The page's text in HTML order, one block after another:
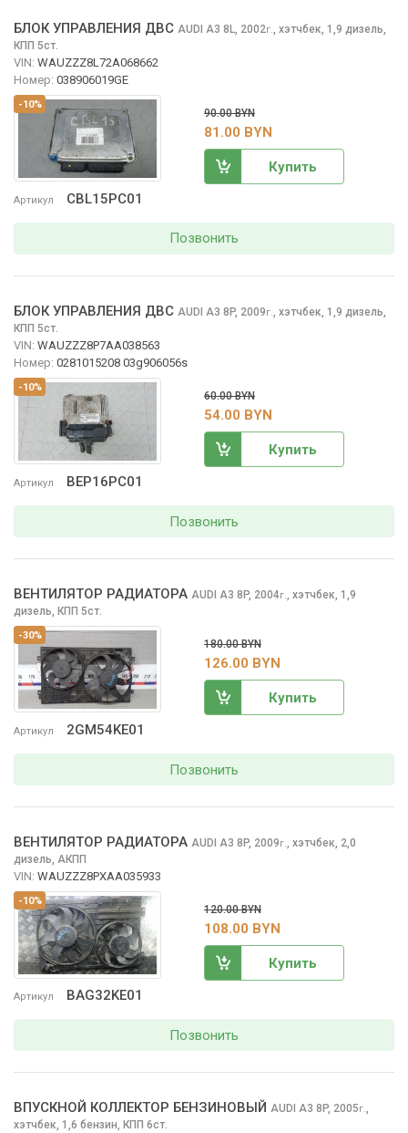
-10%
Артикул CBL15PC01
БЛОК УПРАВЛЕНИЯ ДВС AUDI A3 8L, 2002г.
хэтчбек, 1,9 дизель,
КПП 5ст.
VIN: WAUZZZ8L72A068662
Номер: 038906019GE
90.00 BYN
81.00 BYN
Купить
Позвонить
-10%
Артикул BEP16PC01
БЛОК УПРАВЛЕНИЯ ДВС AUDI A3 8P, 2009г.
хэтчбек, 1,9 дизель,
КПП 5ст.
VIN: WAUZZZ8P7AA038563
Номер: 0281015208 03g906056s
60.00 BYN
54.00 BYN
Купить
Позвонить
-30%
Артикул 2GM54KE01
ВЕНТИЛЯТОР РАДИАТОРА AUDI A3 8P, 2004г. хэтчбек, 1,9
дизель, КПП 5ст.
180.00 BYN
126.00 BYN
Купить
Позвонить
-10%
Артикул BAG32KE01
ВЕНТИЛЯТОР РАДИАТОРА AUDI A3 8P, 2009г. хэтчбек, 2,0
дизель, АКПП
VIN: WAUZZZ8PXAA035933
120.00 BYN
108.00 BYN
Купить
Позвонить
ВПУСКНОЙ КОЛЛЕКТОР БЕНЗИНОВЫЙ AUDI A3 8P, 2005г.
хэтчбек, 1,6 бензин, КПП 6ст.